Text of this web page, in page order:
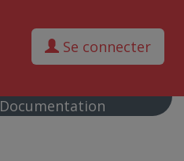
Se connecter
Documentation